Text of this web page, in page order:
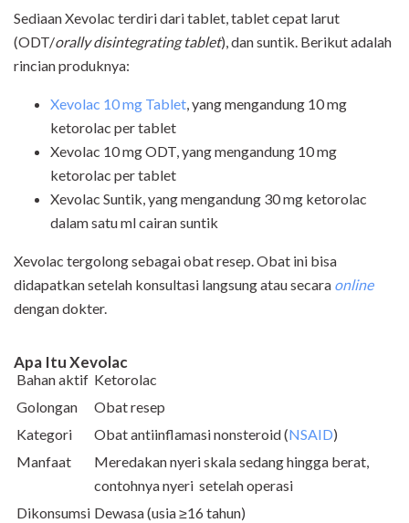
Sediaan Xevolac terdiri dari tablet, tablet cepat larut
(ODT/orally disintegrating tablet), dan suntik. Berikut adalah
rincian produknya:
Xevolac 10 mg Tablet, yang mengandung 10 mg
ketorolac per tablet
Xevolac 10 mg ODT, yang mengandung 10 mg
ketorolac per tablet
Xevolac Suntik, yang mengandung 30 mg ketorolac
dalam satu ml cairan suntik
Xevolac tergolong sebagai obat resep. Obat ini bisa
didapatkan setelah konsultasi langsung atau secara online
dengan dokter.
Apa Itu Xevolac
Bahan aktif Ketorolac
Golongan
Obat resep
Kategori
Obat antiinflamasi nonsteroid (NSAID)
Manfaat
Meredakan nyeri skala sedang hingga berat,
contohnya nyeri setelah operasi
Dikonsumsi Dewasa (usia ≥16 tahun)